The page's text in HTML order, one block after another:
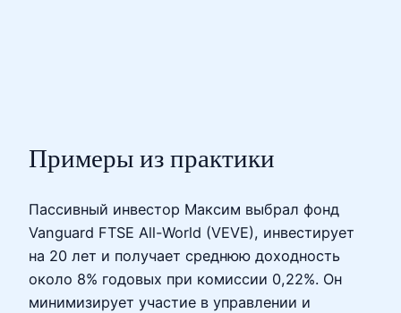
Примеры из практики
Пассивный инвестор Максим выбрал фонд
Vanguard FTSE All-World (VEVE), инвестирует
на 20 лет и получает среднюю доходность
около 8% годовых при комиссии 0,22%. Он
минимизирует участие в управлении и